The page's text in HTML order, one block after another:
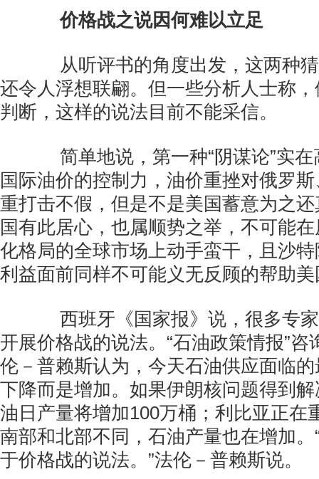
价格战之说因何难以立足
从听评书的角度出发，这两种猜
还令人浮想联翩。但一些分析人士称
判断，这样的说法目前不能采信。
简单地说，第一种“阴谋论”实在
国际油价的控制力，油价重挫对俄罗
重打击不假，但是不是美国蓄意为之
国有此居心，也属顺势之举，不可能
化格局的全球市场上动手蛮干，且沙
利益面前同样不可能义无反顾的帮助
西班牙《国家报》说，很多专家
开展价格战的说法。“石油政策情报”咨
伦－普赖斯认为，今天石油供应面临
下降而是增加。如果伊朗核问题得到
油日产量将增加100万桶；利比亚正在
南部和北部不同，石油产量也在增加
于价格战的说法。”法伦－普赖斯说。